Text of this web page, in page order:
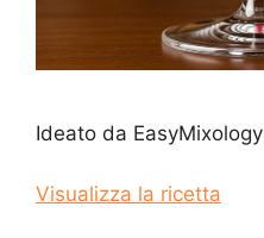
Ideato da EasyMixology
Visualizza la ricetta